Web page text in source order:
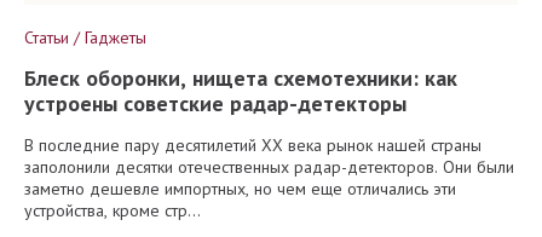
Статьи / Гаджеты
Блеск оборонки, нищета схемотехники: как
устроены советские радар-детекторы
В последние пару десятилетий XX века рынок нашей страны
заполонили десятки отечественных радар-детекторов. Они были
заметно дешевле импортных, но чем еще отличались эти
устройства, кроме стр...